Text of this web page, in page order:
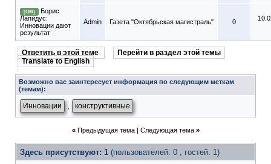
[ОМ]
Борис
Лапидус:
Инновации дают
результат
Admin Газета "Октябрьская магистраль" 0
Ответить в этой теме
Перейти в раздел этой темы
Translate to English
Возможно вас заинтересует информация по следующим меткам
(темам):
Инновации конструктивные
« Предыдущая тема| Следующая тема »
Здесь присутствуют: 1 (пользователей: 0 , гостей: 1)